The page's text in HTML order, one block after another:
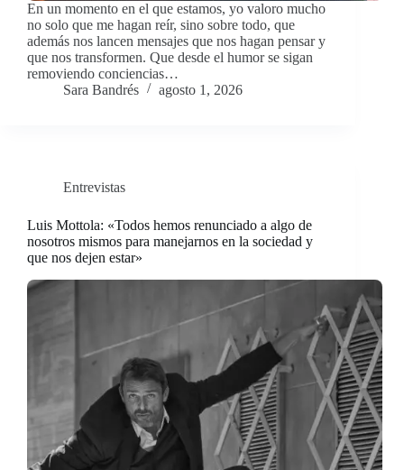
En un momento en el que estamos, yo valoro mucho
no solo que me hagan reír, sino sobre todo, que
además nos lancen mensajes que nos hagan pensar y
que nos transformen. Que desde el humor se sigan
removiendo conciencias…
Sara Bandrés
agosto 1, 2026
Entrevistas
Luis Mottola: «Todos hemos renunciado a algo de
nosotros mismos para manejarnos en la sociedad y
que nos dejen estar»